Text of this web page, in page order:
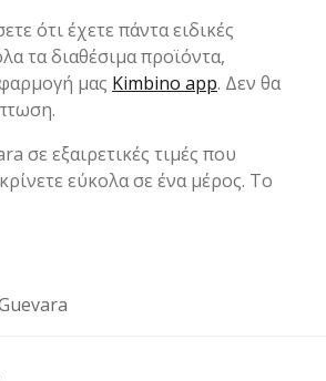
ότι έχετε πάντα ειδικές
τα διαθέσιμα προϊόντα,
μας Kimbino app. Δεν θα
σε εξαιρετικές τιμές που
εύκολα σε ένα μέρος. Το